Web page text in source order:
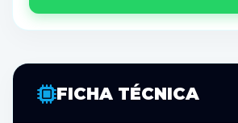
FICHA TÉCNICA